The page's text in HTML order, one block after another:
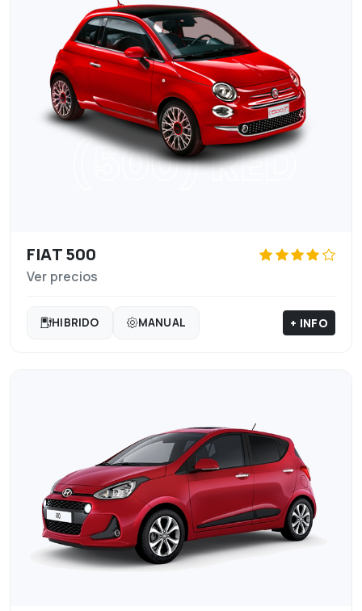
FIAT 500
Ver precios
HIBRIDO MANUAL + INFO